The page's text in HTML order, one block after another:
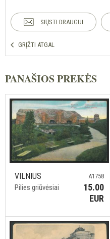
SIŲSTI DRAUGUI
GRĮŽTI ATGAL
PANAŠIOS PREKĖS
VILNIUS
Pilies griūvėsiai
A1758
15.00
EUR